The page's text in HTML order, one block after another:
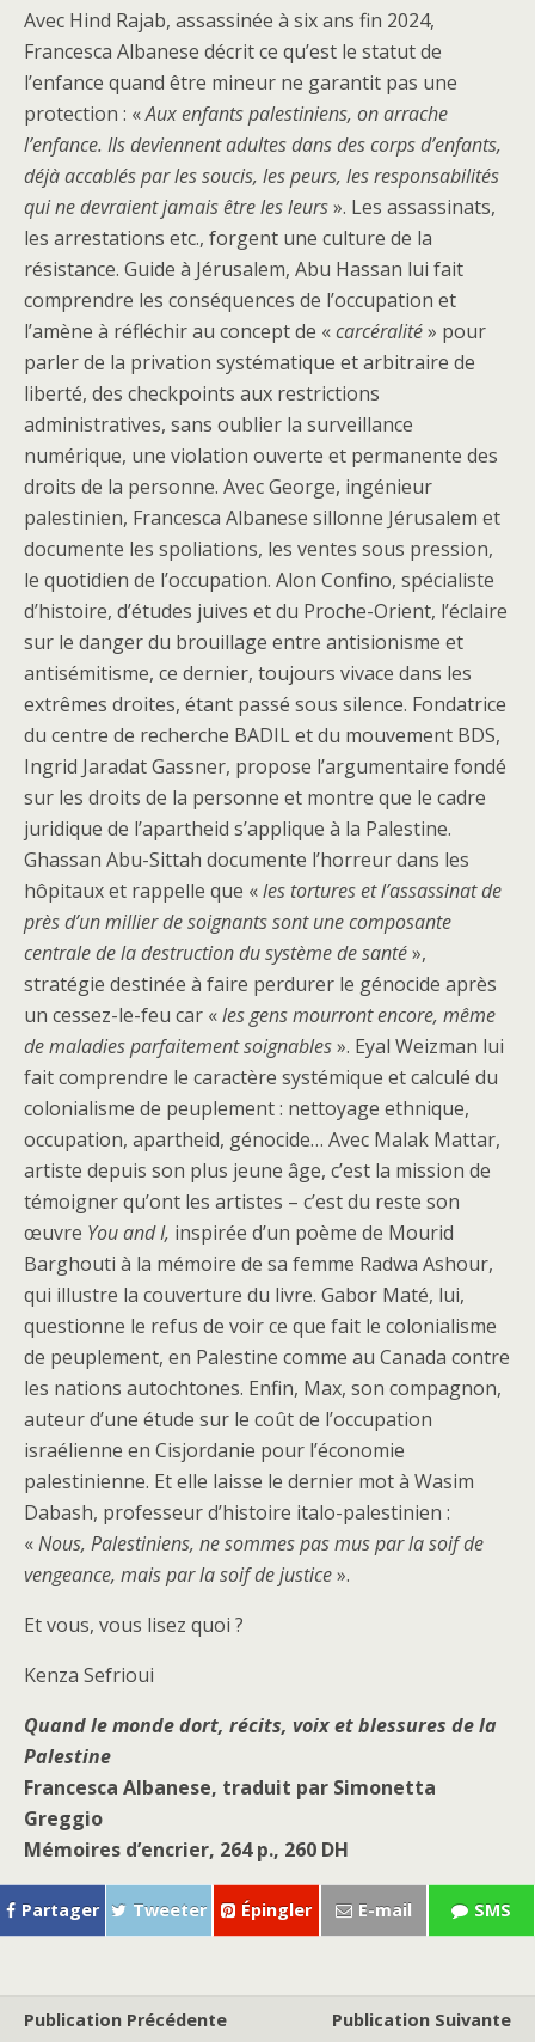
Avec Hind Rajab, assassinée à six ans fin 2024,
Francesca Albanese décrit ce qu’est le statut de
l’enfance quand être mineur ne garantit pas une
protection : «Aux enfants palestiniens, on arrache
l’enfance. Ils deviennent adultes dans des corps d’enfants,
déjà accablés par les soucis, les peurs, les responsabilités
qui ne devraient jamais être les leurs». Les assassinats,
les arrestations etc., forgent une culture de la
résistance. Guide à Jérusalem, Abu Hassan lui fait
comprendre les conséquences de l’occupation et
l’amène à réfléchir au concept de «carcéralité» pour
parler de la privation systématique et arbitraire de
liberté, des checkpoints aux restrictions
administratives, sans oublier la surveillance
numérique, une violation ouverte et permanente des
droits de la personne. Avec George, ingénieur
palestinien, Francesca Albanese sillonne Jérusalem et
documente les spoliations, les ventes sous pression,
le quotidien de l’occupation. Alon Confino, spécialiste
d’histoire, d’études juives et du Proche-Orient, l’éclaire
sur le danger du brouillage entre antisionisme et
antisémitisme, ce dernier, toujours vivace dans les
extrêmes droites, étant passé sous silence. Fondatrice
du centre de recherche BADIL et du mouvement BDS,
Ingrid Jaradat Gassner, propose l’argumentaire fondé
sur les droits de la personne et montre que le cadre
juridique de l’apartheid s’applique à la Palestine.
Ghassan Abu-Sittah documente l’horreur dans les
hôpitaux et rappelle que «les tortures et l’assassinat de
près d’un millier de soignants sont une composante
centrale de la destruction du système de santé»,
stratégie destinée à faire perdurer le génocide après
un cessez-le-feu car «les gens mourront encore, même
de maladies parfaitement soignables». Eyal Weizman lui
fait comprendre le caractère systémique et calculé du
colonialisme de peuplement : nettoyage ethnique,
occupation, apartheid, génocide… Avec Malak Mattar,
artiste depuis son plus jeune âge, c’est la mission de
témoigner qu’ont les artistes – c’est du reste son
œuvre You and I, inspirée d’un poème de Mourid
Barghouti à la mémoire de sa femme Radwa Ashour,
qui illustre la couverture du livre. Gabor Maté, lui,
questionne le refus de voir ce que fait le colonialisme
de peuplement, en Palestine comme au Canada contre
les nations autochtones. Enfin, Max, son compagnon,
auteur d’une étude sur le coût de l’occupation
israélienne en Cisjordanie pour l’économie
palestinienne. Et elle laisse le dernier mot à Wasim
Dabash, professeur d’histoire italo-palestinien :
«Nous, Palestiniens, ne sommes pas mus par la soif de
vengeance, mais par la soif de justice».
Et vous, vous lisez quoi ?
Kenza Sefrioui
Quand le monde dort, récits, voix et blessures de la
Palestine
Francesca Albanese, traduit par Simonetta
Greggio
Mémoires d’encrier, 264 p., 260 DH
Partager Tweeter Épingler E-mail SMS
Publication Précédente
Publication Suivante